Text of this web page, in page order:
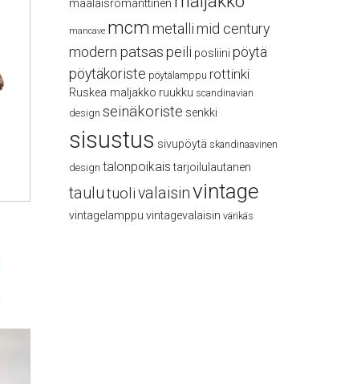
maalaisromanttinen
mancave mcm metallimid century
modern patsaspeili posliini pöytä
pöytäkoriste pöytälamppu rottinki
Ruskea maljakko ruukku scandinavian
design seinäkoriste senkki
sisustus sivupöytä skandinaavinen
design talonpoikais tarjoilulautanen
taulutuolivalaisinvintage
vintagelamppu vintagevalaisin värikäs